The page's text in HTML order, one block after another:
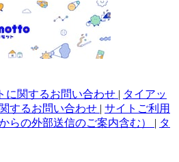
に関するお問い合わせ | タイアッ
するお問い合わせ | サイトご利用
らの外部送信のご案内含む） | タ